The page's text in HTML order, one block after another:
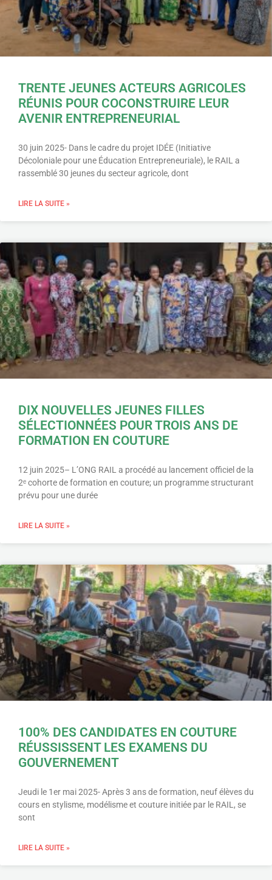
TRENTE JEUNES ACTEURS AGRICOLES
RÉUNIS POUR COCONSTRUIRE LEUR
AVENIR ENTREPRENEURIAL
30 juin 2025- Dans le cadre du projet IDÉE (Initiative
Décoloniale pour une Éducation Entrepreneuriale), le RAIL a
rassemblé 30 jeunes du secteur agricole, dont
LIRE LA SUITE »
DIX NOUVELLES JEUNES FILLES
SÉLECTIONNÉES POUR TROIS ANS DE
FORMATION EN COUTURE
12 juin 2025– L’ONG RAIL a procédé au lancement officiel de la
2ᵉ cohorte de formation en couture; un programme structurant
prévu pour une durée
LIRE LA SUITE »
100% DES CANDIDATES EN COUTURE
RÉUSSISSENT LES EXAMENS DU
GOUVERNEMENT
Jeudi le 1er mai 2025- Après 3 ans de formation, neuf élèves du
cours en stylisme, modélisme et couture initiée par le RAIL, se
sont
LIRE LA SUITE »